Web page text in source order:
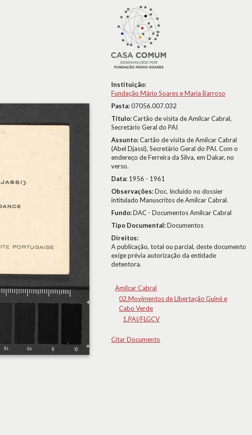
Instituição:
Fundação Mário Soares e Maria Barroso
Pasta:07056.007.032
Título:Cartão de visita de Amílcar Cabral,
Secretário Geral do PAI
Assunto:Cartão de visita de Amílcar Cabral
(Abel Djassi), Secretário Geral do PAI. Com o
endereço de Ferreira da Silva, em Dakar, no
verso.
Data: 1956 - 1961
Observações:Doc. Incluído no dossier
intitulado Manuscritos de Amílcar Cabral.
Fundo:DAC - Documentos Amílcar Cabral
Tipo Documental:Documentos
Direitos:
A publicação, total ou parcial, deste documento
exige prévia autorização da entidade
detentora.
Amílcar Cabral
02.Movimentos de Libertação Guiné e
Cabo Verde
1.PAI/FLGCV
Citar Documento